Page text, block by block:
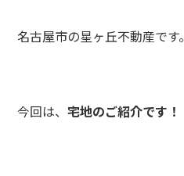
名古屋市の星ヶ丘不動産です。
今回は、宅地のご紹介です！